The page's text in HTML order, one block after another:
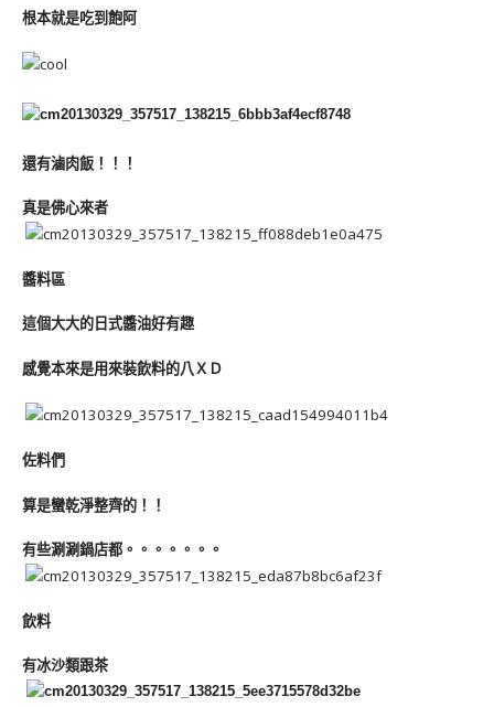
根本就是吃到飽阿
還有滷肉飯！！！
真是佛心來者
醬料區
這個大大的日式醬油好有趣
感覺本來是用來裝飲料的八ＸＤ
佐料們
算是蠻乾淨整齊的！！
有些涮涮鍋店都。。。。。。。
飲料
有冰沙類跟茶